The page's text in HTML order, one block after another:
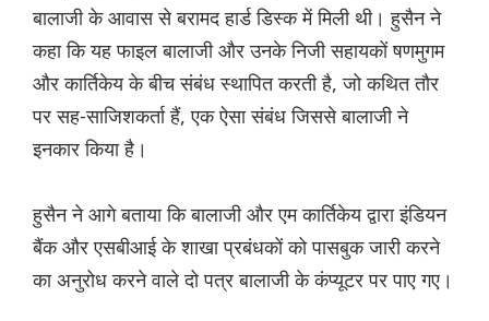
बालाजी के आवास से बरामद हार्ड डिस्क में मिली थी। हुसैन ने
कहा कि यह फाइल बालाजी और उनके निजी सहायकों षणमुगम
और कार्तिकेय के बीच संबंध स्थापित करती है, जो कथित तौर
पर सह-साजिशकर्ता हैं, एक ऐसा संबंध जिससे बालाजी ने
इनकार किया है।
हुसैन ने आगे बताया कि बालाजी और एम कार्तिकेय द्वारा इंडियन
बैंक और एसबीआई के शाखा प्रबंधकों को पासबुक जारी करने
का अनुरोध करने वाले दो पत्र बालाजी के कंप्यूटर पर पाए गए।